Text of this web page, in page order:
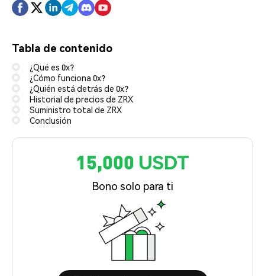
Tabla de contenido
¿Qué es 0x?
¿Cómo funciona 0x?
¿Quién está detrás de 0x?
Historial de precios de ZRX
Suministro total de ZRX
Conclusión
15,000 USDT
Bono solo para ti